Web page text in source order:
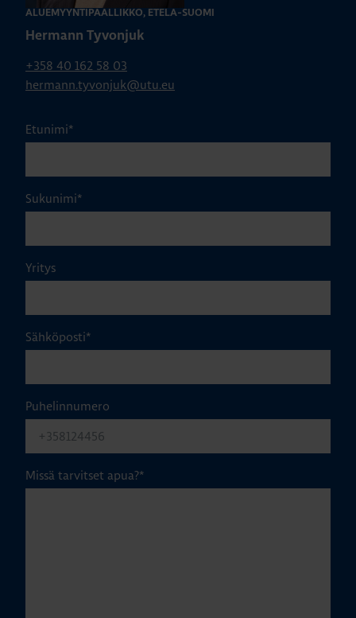
ALUEMYYNTIPÄÄLLIKKÖ, ETELÄ-SUOMI
Hermann Tyvonjuk
+358 40 162 58 03
hermann.tyvonjuk@utu.eu
Etunimi*
Sukunimi*
Yritys
Sähköposti*
Puhelinnumero
Missä tarvitset apua?*